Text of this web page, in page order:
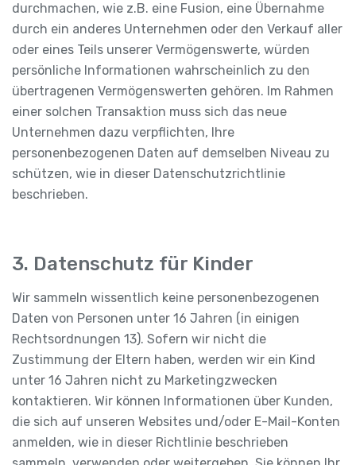
durchmachen, wie z.B. eine Fusion, eine Übernahme
durch ein anderes Unternehmen oder den Verkauf aller
oder eines Teils unserer Vermögenswerte, würden
persönliche Informationen wahrscheinlich zu den
übertragenen Vermögenswerten gehören. Im Rahmen
einer solchen Transaktion muss sich das neue
Unternehmen dazu verpflichten, Ihre
personenbezogenen Daten auf demselben Niveau zu
schützen, wie in dieser Datenschutzrichtlinie
beschrieben.
3. Datenschutz für Kinder
Wir sammeln wissentlich keine personenbezogenen
Daten von Personen unter 16 Jahren (in einigen
Rechtsordnungen 13). Sofern wir nicht die
Zustimmung der Eltern haben, werden wir ein Kind
unter 16 Jahren nicht zu Marketingzwecken
kontaktieren. Wir können Informationen über Kunden,
die sich auf unseren Websites und/oder E-Mail-Konten
anmelden, wie in dieser Richtlinie beschrieben